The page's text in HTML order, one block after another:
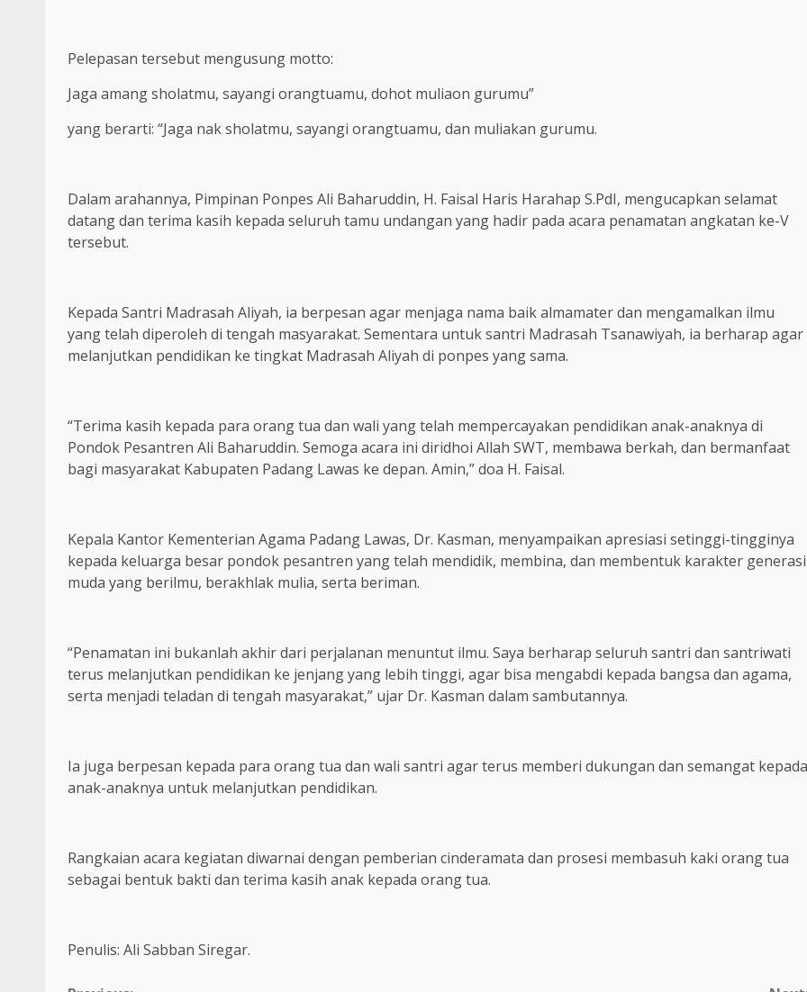
Pelepasan tersebut mengusung motto:
Jaga amang sholatmu, sayangi orangtuamu, dohot muliaon gurumu”
yang berarti: “Jaga nak sholatmu, sayangi orangtuamu, dan muliakan gurumu.
Dalam arahannya, Pimpinan Ponpes Ali Baharuddin, H. Faisal Haris Harahap S.PdI, mengucapkan selamat
datang dan terima kasih kepada seluruh tamu undangan yang hadir pada acara penamatan angkatan ke-V
tersebut.
Kepada Santri Madrasah Aliyah, ia berpesan agar menjaga nama baik almamater dan mengamalkan ilmu
yang telah diperoleh di tengah masyarakat. Sementara untuk santri Madrasah Tsanawiyah, ia berharap agar
melanjutkan pendidikan ke tingkat Madrasah Aliyah di ponpes yang sama.
“Terima kasih kepada para orang tua dan wali yang telah mempercayakan pendidikan anak-anaknya di
Pondok Pesantren Ali Baharuddin. Semoga acara ini diridhoi Allah SWT, membawa berkah, dan bermanfaat
bagi masyarakat Kabupaten Padang Lawas ke depan. Amin,” doa H. Faisal.
Kepala Kantor Kementerian Agama Padang Lawas, Dr. Kasman, menyampaikan apresiasi setinggi-tingginya
kepada keluarga besar pondok pesantren yang telah mendidik, membina, dan membentuk karakter generasi
muda yang berilmu, berakhlak mulia, serta beriman.
“Penamatan ini bukanlah akhir dari perjalanan menuntut ilmu. Saya berharap seluruh santri dan santriwati
terus melanjutkan pendidikan ke jenjang yang lebih tinggi, agar bisa mengabdi kepada bangsa dan agama,
serta menjadi teladan di tengah masyarakat,” ujar Dr. Kasman dalam sambutannya.
Ia juga berpesan kepada para orang tua dan wali santri agar terus memberi dukungan dan semangat kepada
anak-anaknya untuk melanjutkan pendidikan.
Rangkaian acara kegiatan diwarnai dengan pemberian cinderamata dan prosesi membasuh kaki orang tua
sebagai bentuk bakti dan terima kasih anak kepada orang tua.
Penulis: Ali Sabban Siregar.